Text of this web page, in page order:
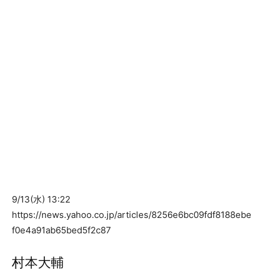
9/13(水) 13:22
https://news.yahoo.co.jp/articles/8256e6bc09fdf8188ebe
f0e4a91ab65bed5f2c87
村本大輔